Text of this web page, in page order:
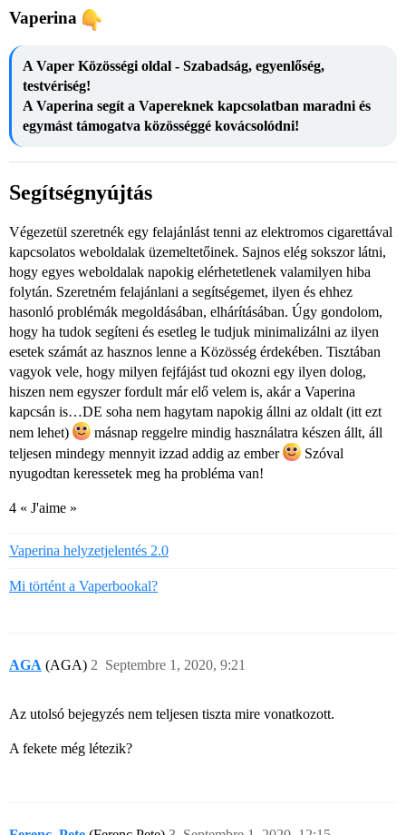
Vaperina
A Vaper Közösségi oldal - Szabadság, egyenlőség,
testvériség!
A Vaperina segít a Vapereknek kapcsolatban maradni és
egymást támogatva közösséggé kovácsolódni!
Segítségnyújtás
Végezetül szeretnék egy felajánlást tenni az elektromos cigarettával
kapcsolatos weboldalak üzemeltetőinek. Sajnos elég sokszor látni,
hogy egyes weboldalak napokig elérhetetlenek valamilyen hiba
folytán. Szeretném felajánlani a segítségemet, ilyen és ehhez
hasonló problémák megoldásában, elhárításában. Úgy gondolom,
hogy ha tudok segíteni és esetleg le tudjuk minimalizálni az ilyen
esetek számát az hasznos lenne a Közösség érdekében. Tisztában
vagyok vele, hogy milyen fejfájást tud okozni egy ilyen dolog,
hiszen nem egyszer fordult már elő velem is, akár a Vaperina
kapcsán is…DE soha nem hagytam napokig állni az oldalt (itt ezt
nem lehet)
másnap reggelre mindig használatra készen állt, áll
teljesen mindegy mennyit izzad addig az ember
Szóval
nyugodtan keressetek meg ha probléma van!
4 « J'aime »
Vaperina helyzetjelentés 2.0
Mi történt a Vaperbookal?
AGA (AGA) Septembre 1, 2020, 9:21
2
Az utolsó bejegyzés nem teljesen tiszta mire vonatkozott.
A fekete még létezik?